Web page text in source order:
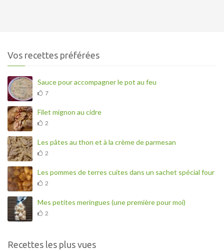
Vos recettes préférées
Sauce pour accompagner le pot au feu
7
Filet mignon au cidre
2
Les pâtes au thon et à la crème de parmesan
2
Les pommes de terres cuites dans un sachet spécial four
2
Mes petites meringues (une première pour moi)
2
Recettes les plus vues